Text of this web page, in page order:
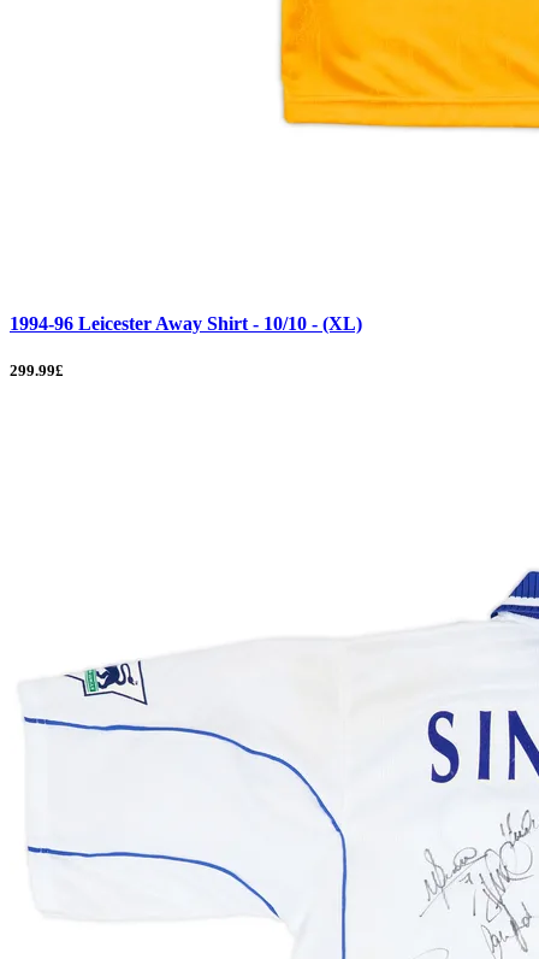
1994-96 Leicester Away Shirt - 10/10 - (XL)
299.99£